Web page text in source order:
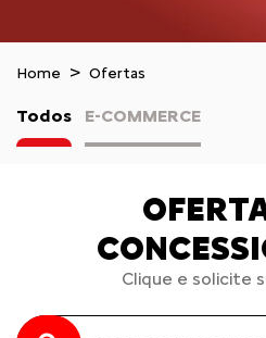
Home Ofertas
Todos E-COMMERCE
Clique e solicite